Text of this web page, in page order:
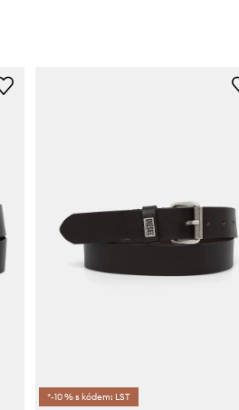
*-10 % s kódem: LST